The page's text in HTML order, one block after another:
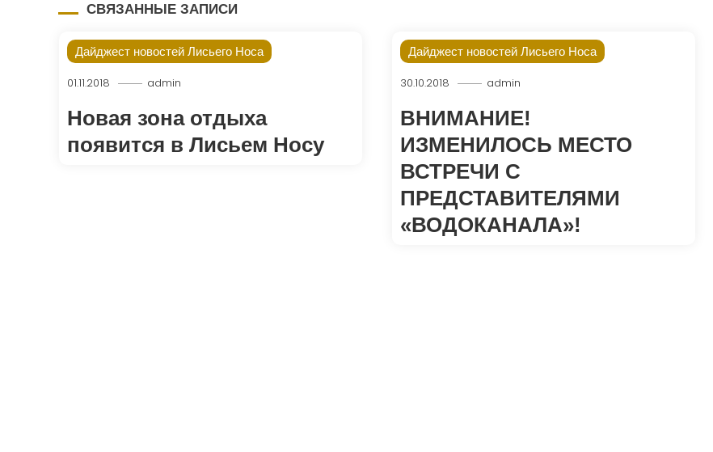
СВЯЗАННЫЕ ЗАПИСИ
Дайджест новостей Лисьего Носа
01.11.2018 admin
Новая зона отдыха
появится в Лисьем Носу
Дайджест новостей Лисьего Носа
30.10.2018 admin
ВНИМАНИЕ!
ИЗМЕНИЛОСЬ МЕСТО
ВСТРЕЧИ С
ПРЕДСТАВИТЕЛЯМИ
«ВОДОКАНАЛА»!